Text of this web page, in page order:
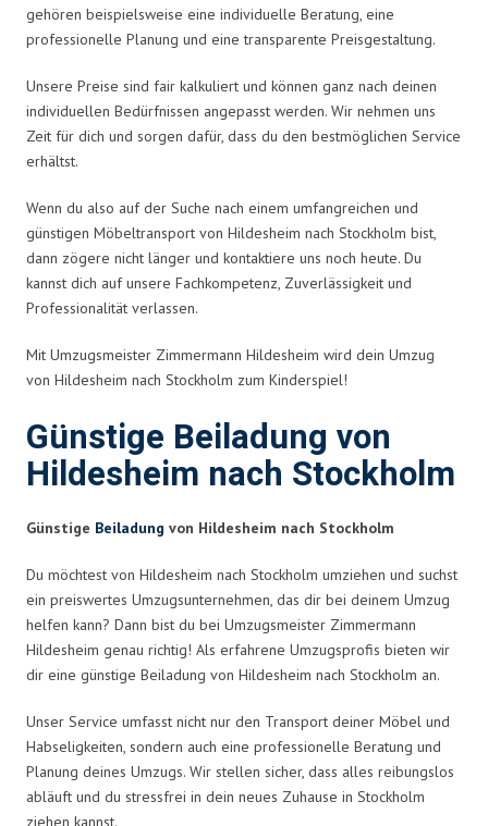
gehören beispielsweise eine individuelle Beratung, eine
professionelle Planung und eine transparente Preisgestaltung.
Unsere Preise sind fair kalkuliert und können ganz nach deinen
individuellen Bedürfnissen angepasst werden. Wir nehmen uns
Zeit für dich und sorgen dafür, dass du den bestmöglichen Service
erhältst.
Wenn du also auf der Suche nach einem umfangreichen und
günstigen Möbeltransport von Hildesheim nach Stockholm bist,
dann zögere nicht länger und kontaktiere uns noch heute. Du
kannst dich auf unsere Fachkompetenz, Zuverlässigkeit und
Professionalität verlassen.
Mit Umzugsmeister Zimmermann Hildesheim wird dein Umzug
von Hildesheim nach Stockholm zum Kinderspiel!
Günstige Beiladung von
Hildesheim nach Stockholm
Günstige Beiladung von Hildesheim nach Stockholm
Du möchtest von Hildesheim nach Stockholm umziehen und suchst
ein preiswertes Umzugsunternehmen, das dir bei deinem Umzug
helfen kann? Dann bist du bei Umzugsmeister Zimmermann
Hildesheim genau richtig! Als erfahrene Umzugsprofis bieten wir
dir eine günstige Beiladung von Hildesheim nach Stockholm an.
Unser Service umfasst nicht nur den Transport deiner Möbel und
Habseligkeiten, sondern auch eine professionelle Beratung und
Planung deines Umzugs. Wir stellen sicher, dass alles reibungslos
abläuft und du stressfrei in dein neues Zuhause in Stockholm
ziehen kannst.